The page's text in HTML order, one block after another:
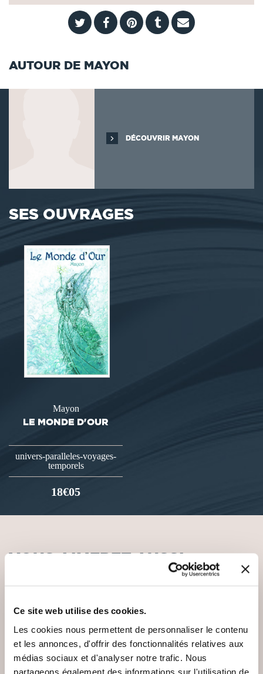
Ce site web utilise des cookies.
Les cookies nous permettent de personnaliser le contenu
et les annonces, d'offrir des fonctionnalités relatives aux
médias sociaux et d'analyser notre trafic. Nous
partageons également des informations sur l'utilisation de
AUTOUR DE MAYON
DÉCOUVRIR MAYON
SES OUVRAGES
Mayon
LE MONDE D'OUR
univers-paralleles-voyages-
temporels
18€05
VOUS AIMEREZ AUSSI